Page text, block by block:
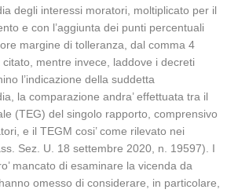
degli interessi moratori, moltiplicato per il
e con l’aggiunta dei punti percentuali
margine di tolleranza, dal comma 4
citato, mentre invece, laddove i decreti
l’indicazione della suddetta
la comparazione andra’ effettuata tra il
(TEG) del singolo rapporto, comprensivo
e il TEGM cosi’ come rilevato nei
Sez. U. 18 settembre 2020, n. 19597). I
mancato di esaminare la vicenda da
omesso di considerare, in particolare,